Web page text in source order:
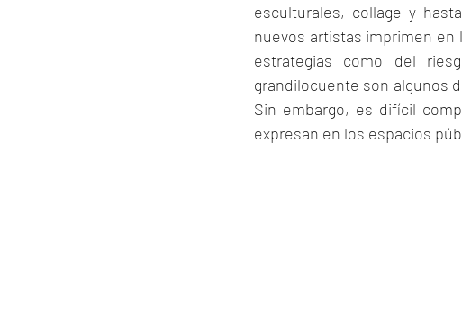
esculturales, collage y
nuevos artistas imprimen
estrategias como del
grandilocuente son algunos
Sin embargo, es difícil
expresan en los espacios